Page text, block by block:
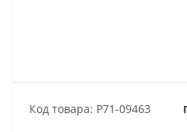
Код товара: P71-09463